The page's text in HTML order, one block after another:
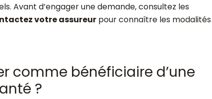
Avant d’engager une demande, consultez les
votre assureur pour connaître les modalités
comme bénéficiaire d’une
?